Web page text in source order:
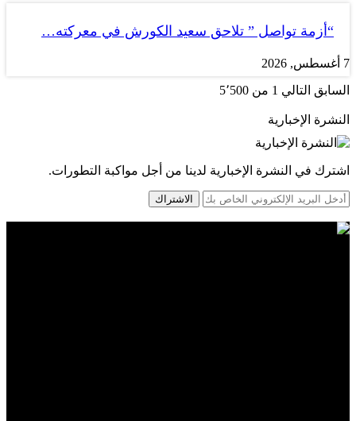
“أزمة تواصل ” تلاحق سعيد الكورش في معركته…
7 أغسطس, 2026
السابق التالي 1 من 5٬500
النشرة الإخبارية
اشترك في النشرة الإخبارية لدينا من أجل مواكبة التطورات.
الاشتراك